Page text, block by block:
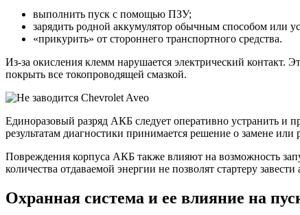
выполнить пуск с помощью ПЗУ;
зарядить родной аккумулятор обычным способом или
«прикурить» от стороннего транспортного средства.
Из-за окисления клемм нарушается электрический контакт.
покрыть все токопроводящей смазкой.
Единоразовый разряд АКБ следует оперативно устранить и
результатам диагностики принимается решение о замене или
Повреждения корпуса АКБ также влияют на возможность
количества отдаваемой энергии не позволят стартеру
Охранная система и ее влияние на